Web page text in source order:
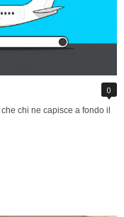
0
chi ne capisce a fondo il